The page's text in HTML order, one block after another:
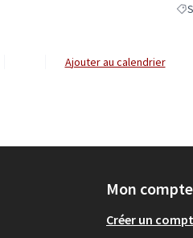
Ajouter au calendrier
Mon compte
Créer un